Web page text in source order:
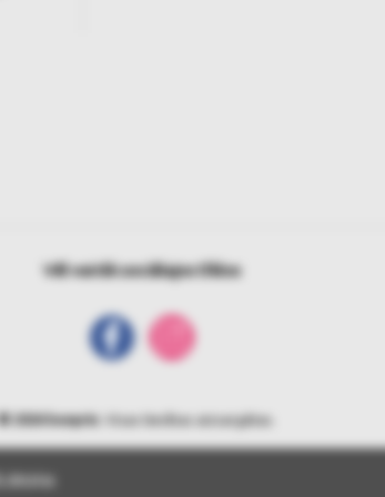
Vēl vairāk sociālajos tīklos
© 2026 bonprix . Visas tiesības aizsargātas.
detaļas